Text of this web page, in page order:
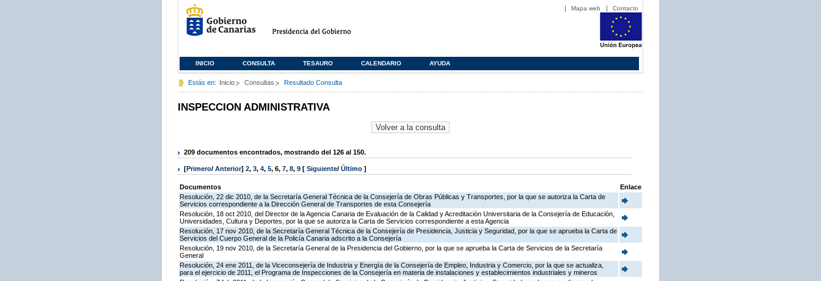
Mapa web Contacto
INICIO CONSULTA TESAURO CALENDARIO AYUDA
Estás en: Inicio Consultas Resultado Consulta
INSPECCION ADMINISTRATIVA
209 documentos encontrados, mostrando del 126 al 150.
[Primero/ Anterior] 2, 3, 4, 5, 6, 7, 8, 9 [ Siguiente/ Último ]
Documentos
Enlace
Resolución, 22 dic 2010, de la Secretaría General Técnica de la Consejería de Obras Públicas y Transportes, por la que se autoriza la Carta de
Servicios correspondiente a la Dirección General de Transportes de esta Consejería
Resolución, 18 oct 2010, del Director de la Agencia Canaria de Evaluación de la Calidad y Acreditación Universitaria de la Consejería de Educación,
Universidades, Cultura y Deportes, por la que se autoriza la Carta de Servicios correspondiente a esta Agencia
Resolución, 17 nov 2010, de la Secretaría General Técnica de la Consejería de Presidencia, Justicia y Seguridad, por la que se aprueba la Carta de
Servicios del Cuerpo General de la Policía Canaria adscrito a la Consejería
Resolución, 19 nov 2010, de la Secretaría General de la Presidencia del Gobierno, por la que se aprueba la Carta de Servicios de la Secretaría
General
Resolución, 24 ene 2011, de la Viceconsejería de Industria y Energía de la Consejería de Empleo, Industria y Comercio, por la que se actualiza,
para el ejercicio de 2011, el Programa de Inspecciones de la Consejería en materia de instalaciones y establecimientos industriales y mineros